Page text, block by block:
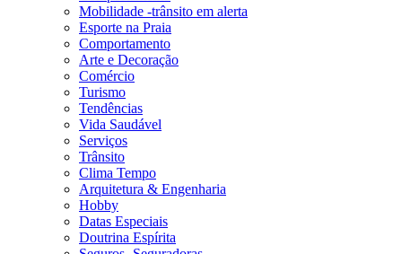
Mobilidade -trânsito em alerta
Esporte na Praia
Comportamento
Arte e Decoração
Comércio
Turismo
Tendências
Vida Saudável
Serviços
Trânsito
Clima Tempo
Arquitetura & Engenharia
Hobby
Datas Especiais
Doutrina Espírita